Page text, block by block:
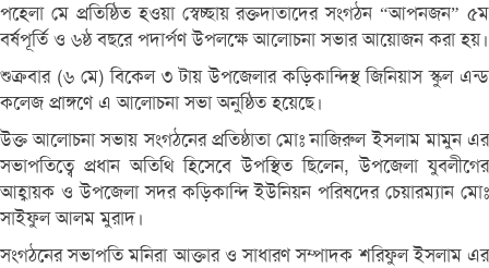
পহেলা মে প্রতিষ্ঠিত হওয়া স্বেচ্ছায় রক্তদাতাদের সংগঠন “আপনজন” ৫ম
বর্ষপূর্তি ও ৬ষ্ঠ বছরে পদার্পণ উপলক্ষে আলোচনা সভার আয়োজন করা হয়।
শুক্রবার (৬ মে) বিকেল ৩ টায় উপজেলার কড়িকান্দিস্থ জিনিয়াস স্কুল এন্ড
কলেজ প্রাঙ্গণে এ আলোচনা সভা অনুষ্ঠিত হয়েছে।
উক্ত আলোচনা সভায় সংগঠনের প্রতিষ্ঠাতা মোঃ নাজিরুল ইসলাম মামুন এর
সভাপতিত্বে প্রধান অতিথি হিসেবে উপস্থিত ছিলেন, উপজেলা যুবলীগের
আহ্বায়ক ও উপজেলা সদর কড়িকান্দি ইউনিয়ন পরিষদের চেয়ারম্যান মোঃ
সাইফুল আলম মুরাদ।
সংগঠনের সভাপতি মনিরা আক্তার ও সাধারণ সম্পাদক শরিফুল ইসলাম এর